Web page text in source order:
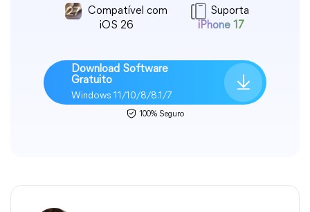
Compatível com
iOS 26
Suporta
iPhone 17
Download Software
Gratuito
Windows 11/10/8/8.1/7
100% Seguro